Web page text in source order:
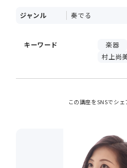
ジャンル 奏でる
キーワード 楽器
村上尚
この講座をSNSでシェ